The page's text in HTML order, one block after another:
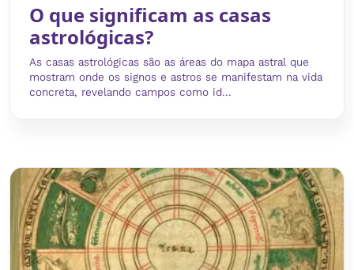
O que significam as casas
astrológicas?
As casas astrológicas são as áreas do mapa astral que
mostram onde os signos e astros se manifestam na vida
concreta, revelando campos como id...